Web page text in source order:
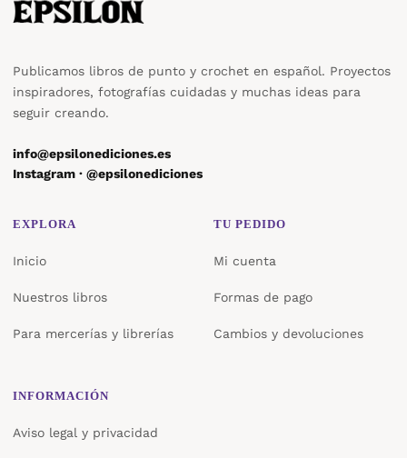
Publicamos libros de punto y crochet en español. Proyectos
inspiradores, fotografías cuidadas y muchas ideas para
seguir creando.
info@epsilonediciones.es
Instagram · @epsilonediciones
EXPLORA
Inicio
Nuestros libros
Para mercerías y librerías
TU PEDIDO
Mi cuenta
Formas de pago
Cambios y devoluciones
INFORMACIÓN
Aviso legal y privacidad